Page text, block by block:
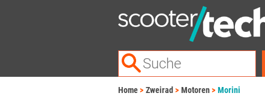
Home Zweirad Motoren Morini